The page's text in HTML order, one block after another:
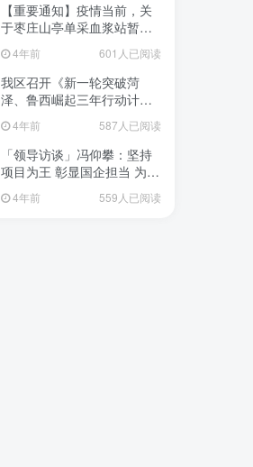
【重要通知】疫情当前，关
于枣庄山亭单采血浆站暂停
4年前 601人已阅读
我区召开《新一轮突破菏
泽、鲁西崛起三年行动计划
意见稿）政策分析研判会议
4年前 587人已阅读
「领导访谈」冯仰攀：坚持
项目为王 彰显国企担当 为全
点项目建设贡献“交发力量”
4年前 559人已阅读